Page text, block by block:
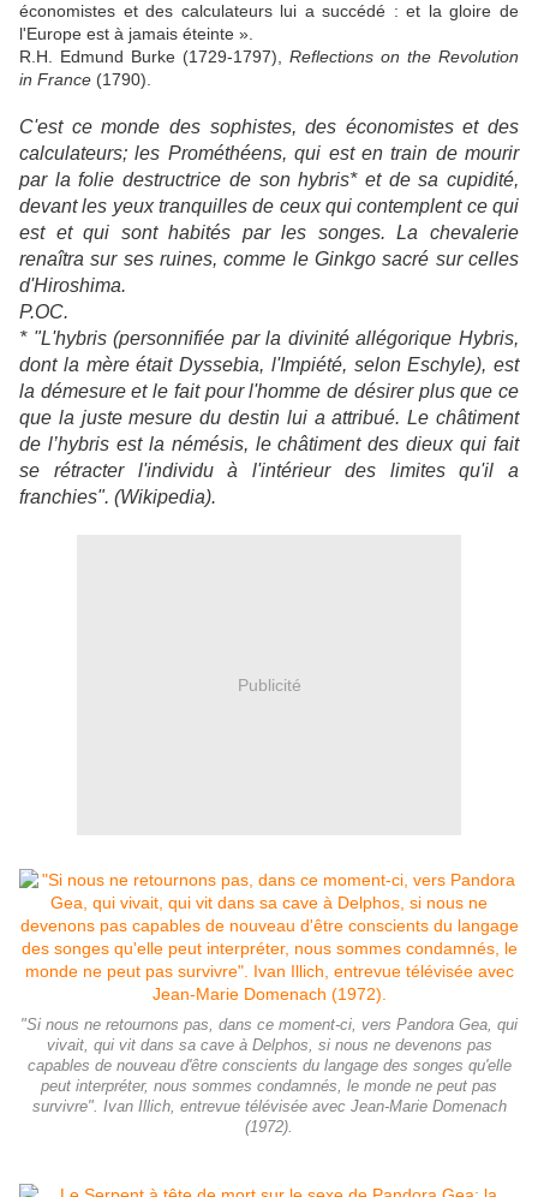
économistes et des calculateurs lui a succédé : et la gloire de
l'Europe est à jamais éteinte ».
R.H. Edmund Burke (1729-1797), Reflections on the Revolution
in France (1790).
C'est ce monde des sophistes, des économistes et des
calculateurs; les Prométhéens, qui est en train de mourir
par la folie destructrice de son hybris* et de sa cupidité,
devant les yeux tranquilles de ceux qui contemplent ce qui
est et qui sont habités par les songes.
La chevalerie
renaîtra sur ses ruines, comme le Ginkgo sacré sur celles
d'Hiroshima.
P.OC.
* "L'hybris (personnifiée par la divinité allégorique Hybris,
dont la mère était Dyssebia, l'Impiété, selon Eschyle), est
la démesure et le fait pour l'homme de désirer plus que ce
que la juste mesure du destin lui a attribué. Le châtiment
de l’hybris est la némésis, le châtiment des dieux qui fait
se rétracter l'individu à l'intérieur des limites qu'il a
franchies". (Wikipedia).
Publicité
"Si nous ne retournons pas, dans ce moment-ci, vers Pandora Gea, qui
vivait, qui vit dans sa cave à Delphos, si nous ne devenons pas
capables de nouveau d'être conscients du langage des songes qu'elle
peut interpréter, nous sommes condamnés, le monde ne peut pas
survivre". Ivan Illich, entrevue télévisée avec Jean-Marie Domenach
(1972).